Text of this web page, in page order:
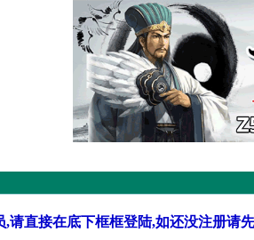
,请直接在底下框框登陆,如还没注册请